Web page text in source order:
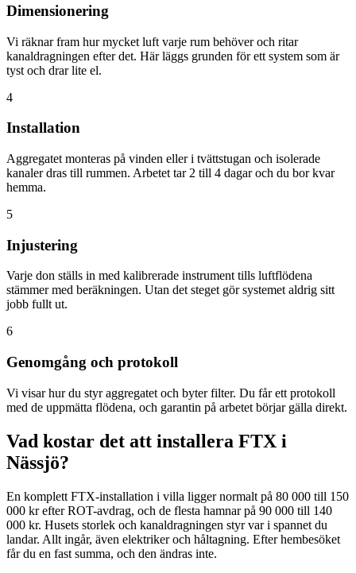
Dimensionering
Vi räknar fram hur mycket luft varje rum behöver och ritar
kanaldragningen efter det. Här läggs grunden för ett system som är
tyst och drar lite el.
4
Installation
Aggregatet monteras på vinden eller i tvättstugan och isolerade
kanaler dras till rummen. Arbetet tar 2 till 4 dagar och du bor kvar
hemma.
5
Injustering
Varje don ställs in med kalibrerade instrument tills luftflödena
stämmer med beräkningen. Utan det steget gör systemet aldrig sitt
jobb fullt ut.
6
Genomgång och protokoll
Vi visar hur du styr aggregatet och byter filter. Du får ett protokoll
med de uppmätta flödena, och garantin på arbetet börjar gälla direkt.
Vad kostar det att installera FTX i
Nässjö?
En komplett FTX-installation i villa ligger normalt på 80 000 till 150
000 kr efter ROT-avdrag, och de flesta hamnar på 90 000 till 140
000 kr. Husets storlek och kanaldragningen styr var i spannet du
landar. Allt ingår, även elektriker och håltagning. Efter hembesöket
får du en fast summa, och den ändras inte.